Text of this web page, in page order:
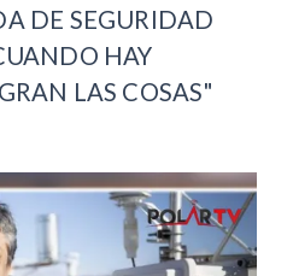
DE SEGURIDAD
HAY
LAS COSAS"